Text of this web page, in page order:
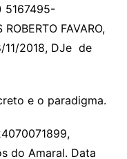
5167495-
FAVARO,
11/2018, DJe de
e o paradigma.
,
do Amaral. Data